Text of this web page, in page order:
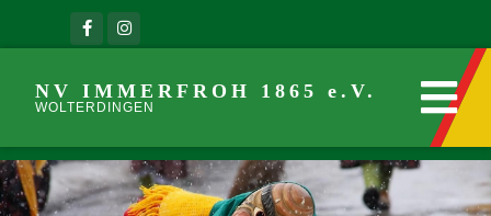
NV IMMERFROH 1865 e.V.
WOLTERDINGEN